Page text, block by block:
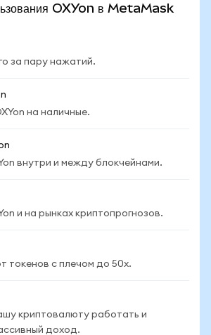
OXYon в MetaMask
за пару нажатий.
на наличные.
внутри и между блокчейнами.
и на рынках криптопрогнозов.
токенов с плечом до 50x.
криптовалюту работать и
доход.